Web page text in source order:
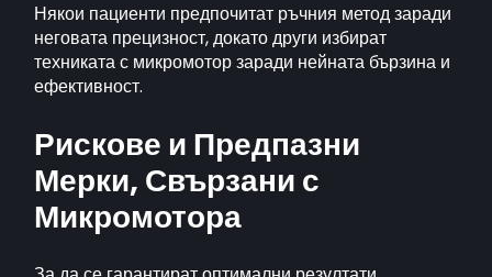
Някои пациенти предпочитат ръчния метод заради
неговата прецизност, докато други избират
техниката с микромотор заради нейната бързина и
ефективност.
Рискове и Предпазни
Мерки, Свързани с
Микромотора